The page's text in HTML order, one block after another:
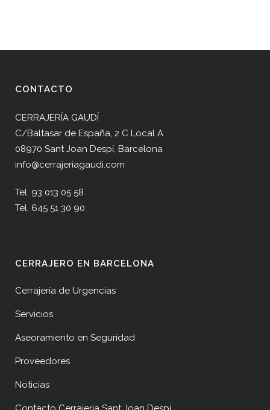
CONTACTO
CERRAJERÍA GAUDÍ
C/Baltasar de España, 2 C Local A
08970 Sant Joan Despí, Barcelona
info@cerrajeriagaudi.com
Tel. 93 013 05 58
Tel. 645 51 30 90
CERRAJERO EN BARCELONA
Cerrajería de Urgencias
Servicios
Aseoramiento en Seguridad
Proveedores
Noticias